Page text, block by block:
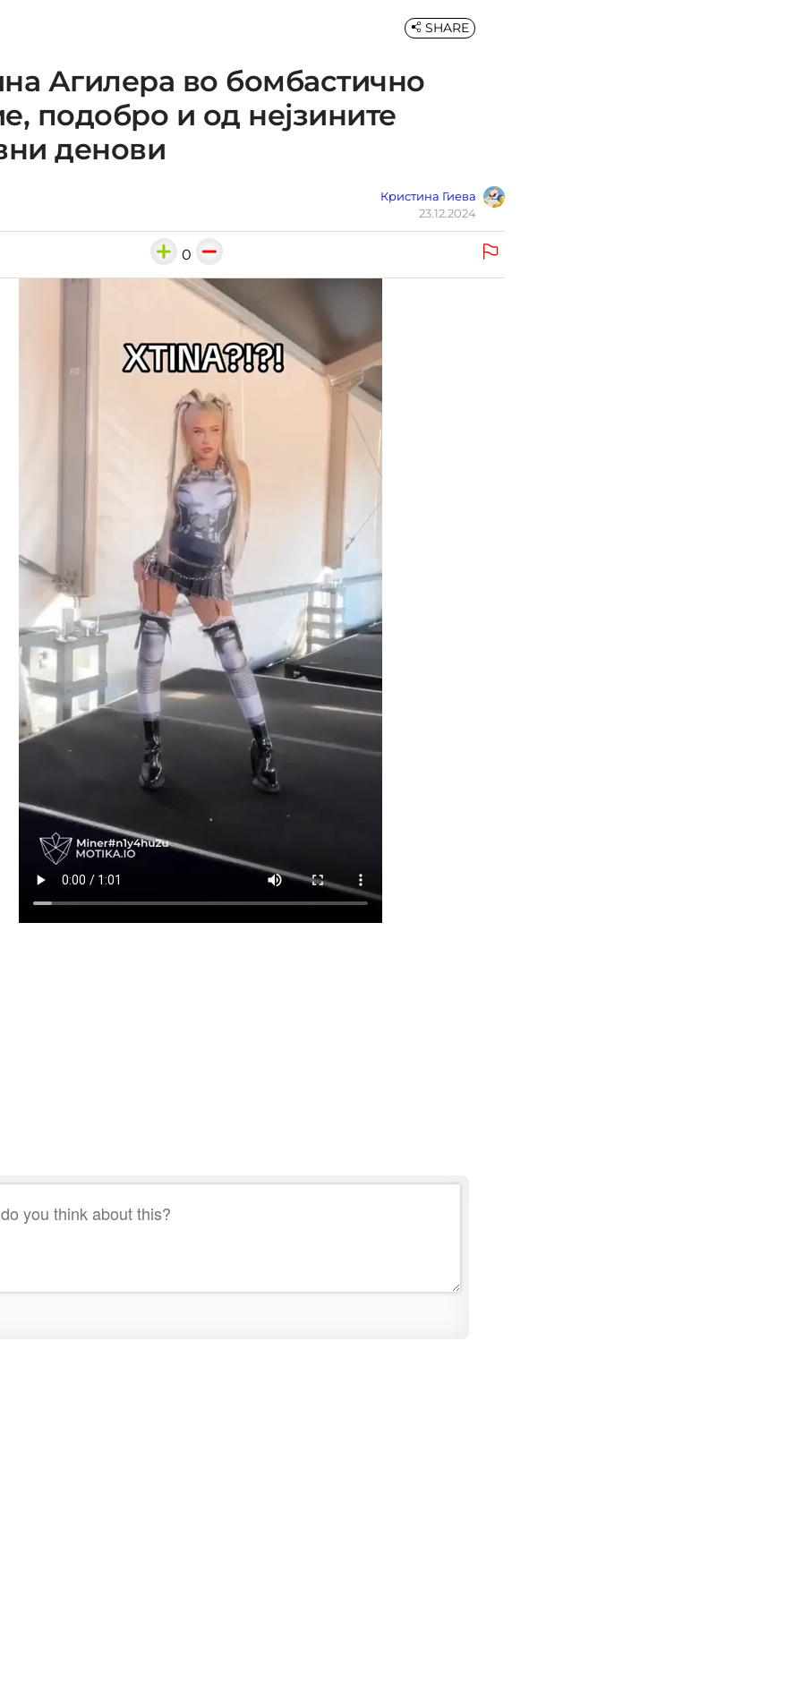
Агилера во бомбастично
подобро и од нејзините
денови
Кристина Гиева
23.12.2024
SHARE
0